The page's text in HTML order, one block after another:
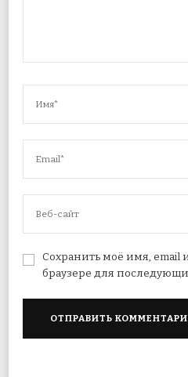
Сохранить моё имя, email
браузере для